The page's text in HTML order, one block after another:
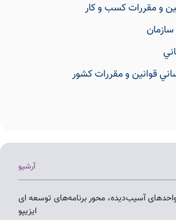
و مقررات كسب و كار
قوانين و مقررات كشور
آرشیو
آسیب‌دیده، محور برنامه‌های توسعه ای
ایزیپو